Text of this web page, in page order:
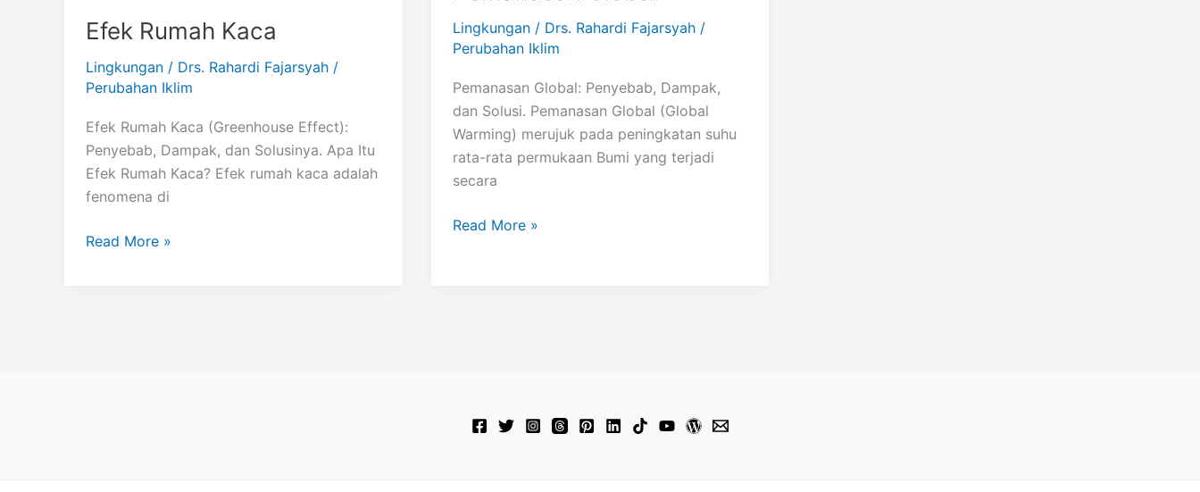
Efek Rumah Kaca
Lingkungan / Drs. Rahardi Fajarsyah /
Perubahan Iklim
Efek Rumah Kaca (Greenhouse Effect):
Penyebab, Dampak, dan Solusinya. Apa Itu
Efek Rumah Kaca? Efek rumah kaca adalah
fenomena di
Efek
Read More »
Lingkungan/ Drs. Rahardi Fajarsyah /
Perubahan Iklim
Pemanasan Global: Penyebab, Dampak,
dan Solusi. Pemanasan Global (Global
Warming) merujuk pada peningkatan suhu
rata-rata permukaan Bumi yang terjadi
secara
Pemanasan
Read More »